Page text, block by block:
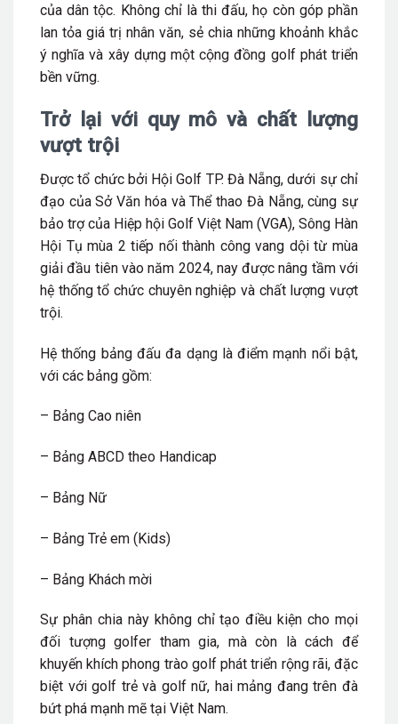
của dân tộc. Không chỉ là thi đấu, họ còn góp phần
lan tỏa giá trị nhân văn, sẻ chia những khoảnh khắc
ý nghĩa và xây dựng một cộng đồng golf phát triển
bền vững.
Trở lại với quy mô và chất lượng
vượt trội
Được tổ chức bởi Hội Golf TP. Đà Nẵng, dưới sự chỉ
đạo của Sở Văn hóa và Thể thao Đà Nẵng, cùng sự
bảo trợ của Hiệp hội Golf Việt Nam (VGA), Sông Hàn
Hội Tụ mùa 2 tiếp nối thành công vang dội từ mùa
giải đầu tiên vào năm 2024, nay được nâng tầm với
hệ thống tổ chức chuyên nghiệp và chất lượng vượt
trội.
Hệ thống bảng đấu đa dạng là điểm mạnh nổi bật,
với các bảng gồm:
– Bảng Cao niên
– Bảng ABCD theo Handicap
– Bảng Nữ
– Bảng Trẻ em (Kids)
– Bảng Khách mời
Sự phân chia này không chỉ tạo điều kiện cho mọi
đối tượng golfer tham gia, mà còn là cách để
khuyến khích phong trào golf phát triển rộng rãi, đặc
biệt với golf trẻ và golf nữ, hai mảng đang trên đà
bứt phá mạnh mẽ tại Việt Nam.